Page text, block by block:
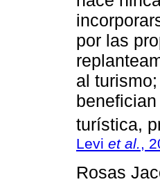
por las
al
turística,
Levi et al.,
Rosas